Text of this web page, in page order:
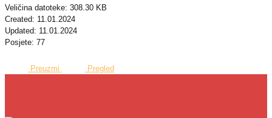
Veličina datoteke: 308.30 KB
Created: 11.01.2024
Updated: 11.01.2024
Posjete: 77
Preuzmi Pregled